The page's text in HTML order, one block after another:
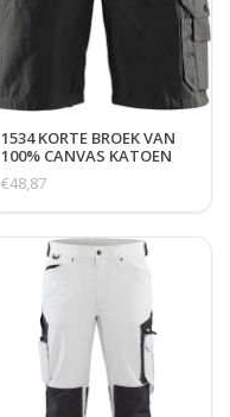
1534 KORTE BROEK VAN
100% CANVAS KATOEN
€48,87